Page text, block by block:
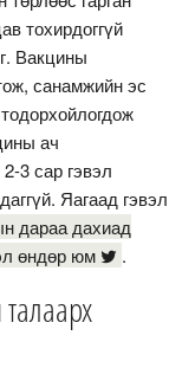
тохирдоггүй
Вакцины
санамжийн эс
ач
3 сар гэвэл
Яагаад гэвэл
дараа дахиад
өндөр юм
.